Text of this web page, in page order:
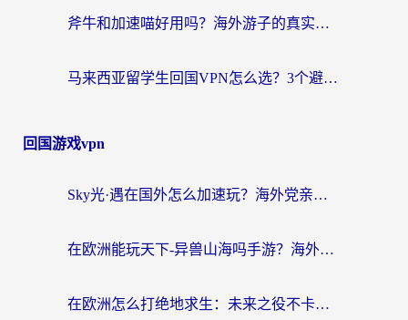
斧牛和加速喵好用吗？海外游子的真实选择困境
马来西亚留学生回国VPN怎么选？3个避坑点+1款实测好用的加速器推荐
回国游戏vpn
Sky光·遇在国外怎么加速玩？海外党亲测有效的国服游戏加速指南
在欧洲能玩天下-异兽山海吗手游？海外玩家的加速器生存指南
在欧洲怎么打绝地求生：未来之役不卡？留学生亲测的加速器避坑指南